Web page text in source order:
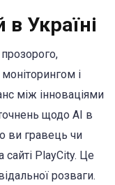
Україні
і
між інноваціями
щодо AI в
ви гравець чи
PlayCity. Це
розваги.